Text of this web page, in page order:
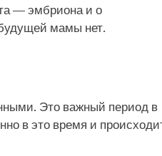
— эмбриона и о
мамы нет.
Это важный период в
в это время и